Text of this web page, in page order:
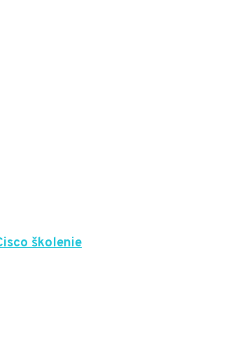
školenie